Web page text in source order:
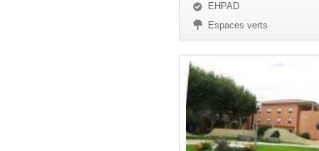
EHPAD
Espaces verts